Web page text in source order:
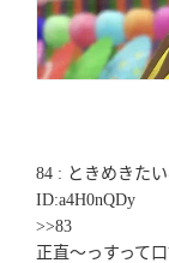
84 : ときめきた
ID:a4H0nQDy
>>83
正直～っすって